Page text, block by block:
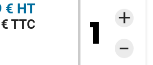
€ HT
TTC